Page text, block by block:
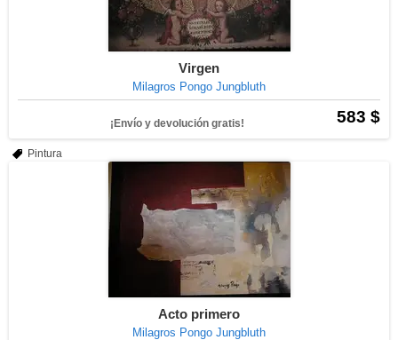
Virgen
Milagros Pongo Jungbluth
583 $
¡Envío y devolución gratis!
Pintura
Acto primero
Milagros Pongo Jungbluth